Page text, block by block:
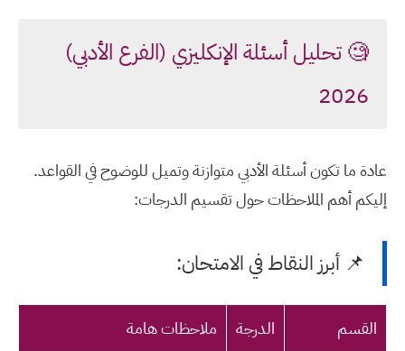
🧐 تحليل أسئلة الإنكليزي (الفرع الأدبي)
2026
عادة ما تكون أسئلة الأدبي متوازنة وتميل للوضوح في القواعد.
إليكم أهم الملاحظات حول تقسيم الدرجات:
📌 أبرز النقاط في الامتحان:
القسم الدرجة
ملاحظات هامة